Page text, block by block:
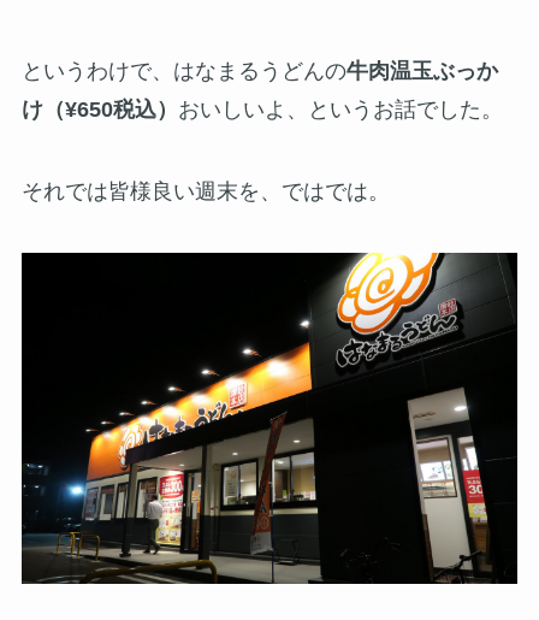
というわけで、はなまるうどんの牛肉温玉ぶっか
け（¥650税込） おいしいよ、というお話でした。
それでは皆様良い週末を、ではでは。